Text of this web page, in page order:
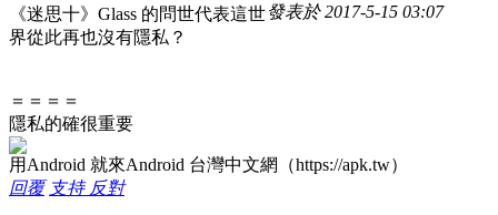
發表於 2017-5-15 03:07
《迷思十》Glass 的問世代表這世
界從此再也沒有隱私？
＝＝＝＝
隱私的確很重要
用Android 就來Android 台灣中文網（https://apk.tw）
回覆 支持 反對